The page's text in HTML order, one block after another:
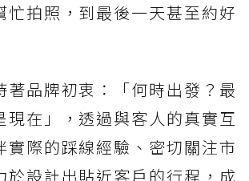
忙拍照，到最後一天甚至約好
著品牌初衷：「何時出發？最
現在」，透過與客人的真實互
實際的踩線經驗、密切關注市
於設計出貼近客戶的行程，成